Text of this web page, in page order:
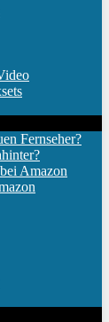
Fernseher?
Amazon